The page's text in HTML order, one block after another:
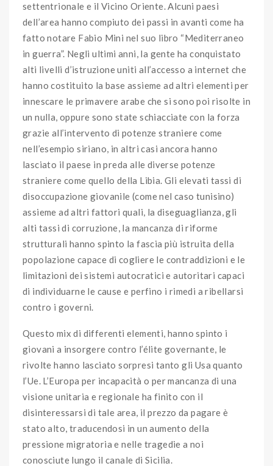
settentrionale e il Vicino Oriente. Alcuni paesi
dell’area hanno compiuto dei passi in avanti come ha
fatto notare Fabio Mini nel suo libro “Mediterraneo
in guerra”. Negli ultimi anni, la gente ha conquistato
alti livelli d’istruzione uniti all’accesso a internet che
hanno costituito la base assieme ad altri elementi per
innescare le primavere arabe che si sono poi risolte in
un nulla, oppure sono state schiacciate con la forza
grazie all’intervento di potenze straniere come
nell’esempio siriano, in altri casi ancora hanno
lasciato il paese in preda alle diverse potenze
straniere come quello della Libia. Gli elevati tassi di
disoccupazione giovanile (come nel caso tunisino)
assieme ad altri fattori quali, la diseguaglianza, gli
alti tassi di corruzione, la mancanza di riforme
strutturali hanno spinto la fascia più istruita della
popolazione capace di cogliere le contraddizioni e le
limitazioni dei sistemi autocratici e autoritari capaci
di individuarne le cause e perfino i rimedi a ribellarsi
contro i governi.
Questo mix di differenti elementi, hanno spinto i
giovani a insorgere contro l’élite governante, le
rivolte hanno lasciato sorpresi tanto gli Usa quanto
l’Ue. L’Europa per incapacità o per mancanza di una
visione unitaria e regionale ha finito con il
disinteressarsi di tale area, il prezzo da pagare è
stato alto, traducendosi in un aumento della
pressione migratoria e nelle tragedie a noi
conosciute lungo il canale di Sicilia.